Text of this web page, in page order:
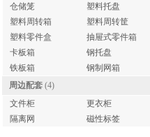
仓储笼
塑料托盘
塑料周转箱
塑料周转筐
塑料零件盒
抽屉式零件箱
卡板箱
钢托盘
铁板箱
钢制网箱
周边配套 (4)
文件柜
更衣柜
隔离网
磁性标签